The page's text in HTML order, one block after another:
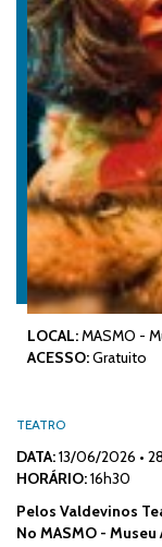
LOCAL:MASMO -
ACESSO:Gratuito
TEATRO
DATA:13/06/2026 •
HORÁRIO:16h30
Pelos Valdevinos
No MASMO -